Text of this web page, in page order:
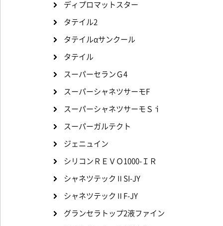
ディプロマットスター
タテイル2
タテイルαサンクール
タテイル
スーパーセランＧ4
スーパーシャネツサーモF
スーパーシャネツサーモＳｉ
スーパーガルテクト
ジェニュイン
シリコンＲＥＶＯ1000-ＩＲ
シャネツテックⅡSI-JY
シャネツテックⅡF-JY
グランセラトップ2液ファイン